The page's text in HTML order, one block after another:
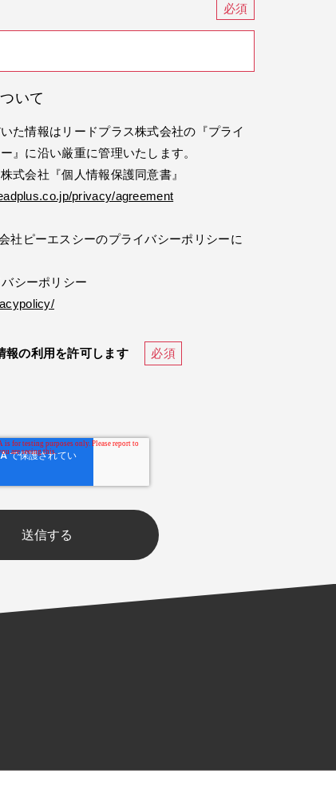
いて
た情報はリードプラス株式会社の『プライ
』に沿い厳重に管理いたします。
式会社『個人情報保護同意書』
privacy/agreement
社ピーエスシーのプライバシーポリシーに
シーポリシー
報の利用を許可します